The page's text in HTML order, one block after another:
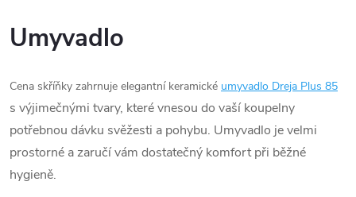
Umyvadlo
Cena skříňky zahrnuje elegantní keramické umyvadlo Dreja Plus 85
s výjimečnými tvary, které vnesou do vaší koupelny
potřebnou dávku svěžesti a pohybu. Umyvadlo je velmi
prostorné a zaručí vám dostatečný komfort při běžné
hygieně.